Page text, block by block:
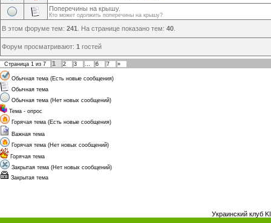
Поперечины на крышу.
Кто может одолжить поперечины на крышу?
В этом форуме тем: 241 . На странице показано тем: 40
Форум просматривают: 1 гостей
Страница 1 из 7 1 2 3 … 6 7 »
Обычная тема (Есть новые сообщения)
Обычная тема
Обычная тема (Нет новых сообщений)
Тема - опрос
Горячая тема (Есть новые сообщения)
Важная тема
Горячая тема (Нет новых сообщений)
Горячая тема
Закрытая тема (Нет новых сообщений)
Закрытая тема
Украинский клуб